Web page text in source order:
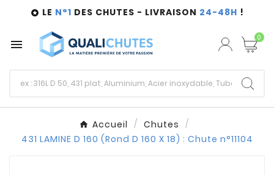
 LE N°1 DES CHUTES - LIVRAISON 24-48H !
 0
Accueil
Chutes
431 LAMINE D 160 (Rond D 160 X 18) : Chute n°11104